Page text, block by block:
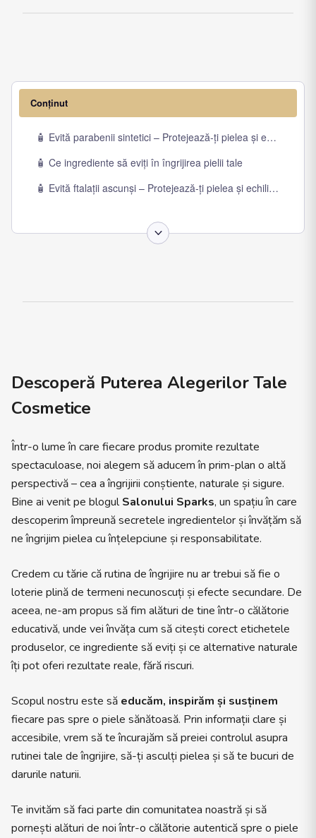
Conținut
🧴 Evită parabenii sintetici – Protejează-ți pielea și echilibrul
🧴 Ce ingrediente să eviți în îngrijirea pielii tale
🧴 Evită ftalații ascunși – Protejează-ți pielea și echilibrul
Descoperă Puterea Alegerilor Tale
Cosmetice
Într-o lume în care fiecare produs promite rezultate
spectaculoase, noi alegem să aducem în prim-plan o altă
perspectivă – cea a îngrijirii conștiente, naturale și sigure.
Bine ai venit pe blogulSalonului Sparks, un spațiu în care
descoperim împreună secretele ingredientelor și învățăm să
ne îngrijim pielea cu înțelepciune și responsabilitate.
Credem cu tărie că rutina de îngrijire nu ar trebui să fie o
loterie plină de termeni necunoscuți și efecte secundare. De
aceea, ne-am propus să fim alături de tine într-o călătorie
educativă, unde vei învăța cum să citești corect etichetele
produselor, ce ingrediente să eviți și ce alternative naturale
îți pot oferi rezultate reale, fără riscuri.
Scopul nostru este să educăm, inspirăm și susținem
fiecare pas spre o piele sănătoasă. Prin informații clare și
accesibile, vrem să te încurajăm să preiei controlul asupra
rutinei tale de îngrijire, să-ți asculți pielea și să te bucuri de
darurile naturii.
Te invităm să faci parte din comunitatea noastră și să
pornești alături de noi într-o călătorie autentică spre o piele